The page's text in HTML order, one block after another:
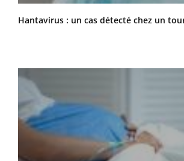
Hantavirus : un cas détecté chez un